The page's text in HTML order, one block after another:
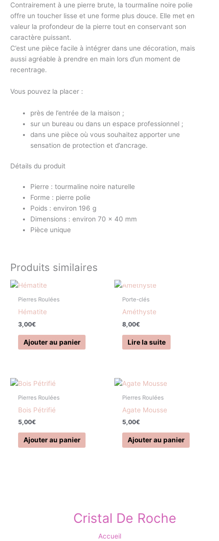
Contrairement à une pierre brute, la tourmaline noire polie
offre un toucher lisse et une forme plus douce. Elle met en
valeur la profondeur de la pierre tout en conservant son
caractère puissant.
C’est une pièce facile à intégrer dans une décoration, mais
aussi agréable à prendre en main lors d’un moment de
recentrage.
Vous pouvez la placer :
près de l’entrée de la maison ;
sur un bureau ou dans un espace professionnel ;
dans une pièce où vous souhaitez apporter une
sensation de protection et d’ancrage.
Détails du produit
Pierre : tourmaline noire naturelle
Forme : pierre polie
Poids : environ 196 g
Dimensions : environ 70 × 40 mm
Pièce unique
Produits similaires
Pierres Roulées
Hématite
3,00€
Ajouter au panier
Porte-clés
Améthyste
8,00€
Lire la suite
Pierres Roulées
Bois Pétrifié
5,00€
Ajouter au panier
Pierres Roulées
Agate Mousse
5,00€
Ajouter au panier
Cristal De Roche
Accueil